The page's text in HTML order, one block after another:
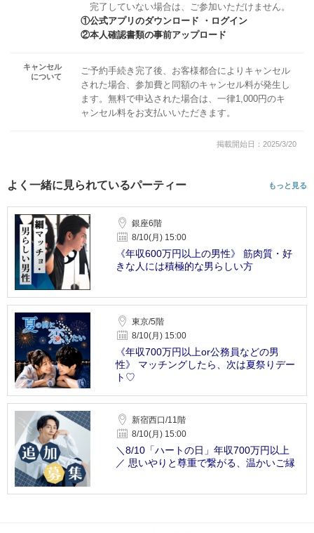
完了していない場合は、ご参加いただけません。
①公式アプリのダウンロード ・ログイン
②本人確認書類の事前アップロード
キャンセル
について
ご予約手続き完了後、お客様都合によりキャンセル
された場合、参加費と同額のキャンセル料が発生し
ます。無料で申込された場合は、一律1,000円のキ
ャンセル料をお支払いいただきます。
掲載開始日：2025/3/20
よく一緒に見られているパーティー もっと見る
銀座6階
8/10(月) 15:00
《年収600万円以上の男性》 筋肉質・好
きな人には積極的な男らしい方
東京/5階
8/10(月) 15:00
《年収700万円以上or公務員などの男
性》 マッチングしたら、次は夏祭りデー
ト♡
新宿西口/11階
8/10(月) 15:00
＼8/10「ハートの日」年収700万円以上
／ 思いやりと尊重で繋がる、温かいご縁